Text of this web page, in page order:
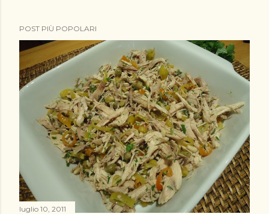
POST PIÙ POPOLARI
luglio 10, 2011